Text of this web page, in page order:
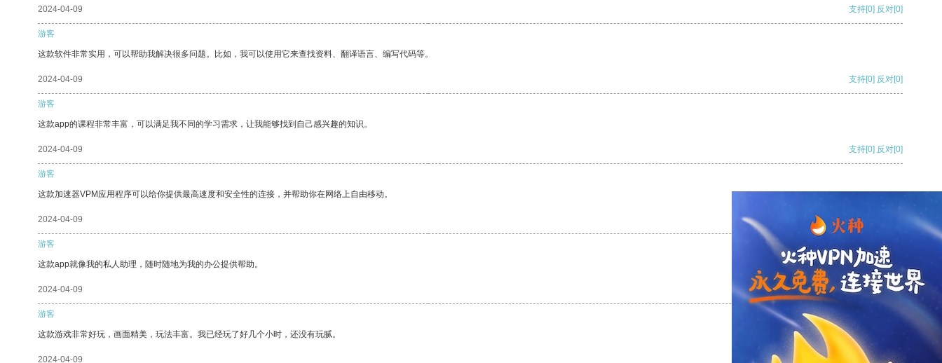
2024-04-09 支持[0] 反对[0]
游客
这款软件非常实用，可以帮助我解决很多问题。比如，我可以使用它来查找资料、翻译语言、编写代码等。
2024-04-09 支持[0] 反对[0]
游客
这款app的课程非常丰富，可以满足我不同的学习需求，让我能够找到自己感兴趣的知识。
2024-04-09 支持[0] 反对[0]
游客
这款加速器VPM应用程序可以给你提供最高速度和安全性的连接，并帮助你在网络上自由移动。
2024-04-09 支持
游客
这款app就像我的私人助理，随时随地为我的办公提供帮助。
2024-04-09 支持[0] 反对[0]
游客
这款游戏非常好玩，画面精美，玩法丰富。我已经玩了好几个小时，还没有玩腻。
2024-04-09 支持[0] 反对[0]